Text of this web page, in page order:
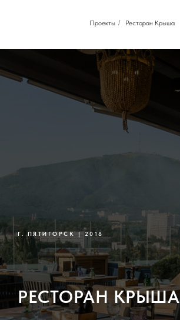
Проекты / Ресторан Крыша
Г. ПЯТИГОРСК | 2018
РЕСТОРАН КРЫША